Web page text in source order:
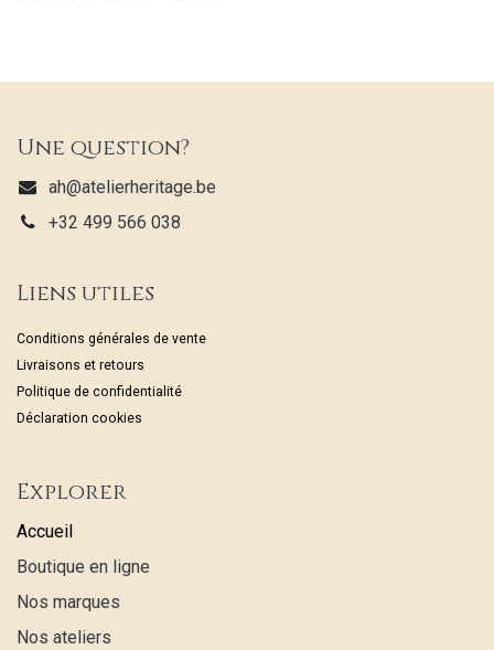
Une question?
ah@atelierheritage.be
+32 499 566 038
Liens utiles
Conditions générales de vente
Livraisons et retours
Politique de confidentialité
Déclaration cookies
Explorer
Accueil
Boutique en ligne
Nos marques
Nos ateliers